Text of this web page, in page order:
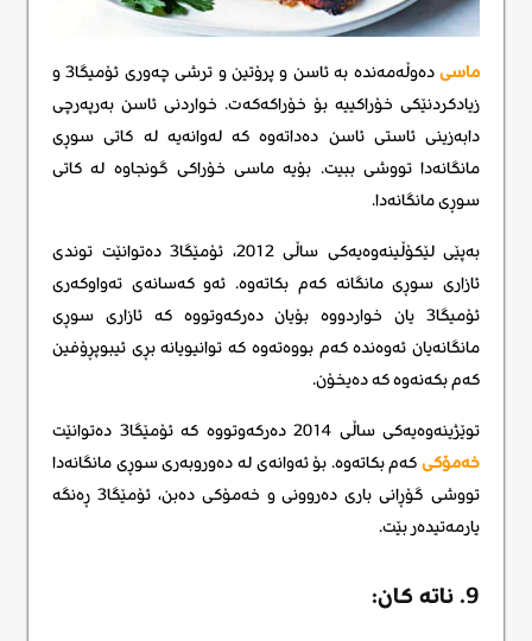
ماسی
دەوڵەمەندە بە ئاسن و پرۆتین و ترشی چەوری ئۆمیگا3 و
زیادکردنێکی خۆراکییە بۆ خۆراکەکەت. خواردنی ئاسن بەرپەرچی
دابەزینی ئاستی ئاسن دەداتەوە کە لەوانەیە لە کاتی سوڕی
مانگانەدا تووشی ببیت. بۆیە ماسی خۆراکی گونجاوە لە کاتی
سوڕی مانگانەدا.
بەپێی لێکۆڵینەوەیەکی ساڵی 2012، ئۆمێگا3 دەتوانێت توندی
ئازاری سوڕی مانگانە کەم بکاتەوە. ئەو کەسانەی تەواوکەری
ئۆمیگا3 یان خواردووە بۆیان دەرکەوتووە کە ئازاری سوڕی
مانگانەیان ئەوەندە کەم بووەتەوە کە توانیویانە بڕی ئیبوپڕۆفین
کەم بکەنەوە کە دەیخۆن.
توێژینەوەیەکی ساڵی 2014 دەرکەوتووە کە ئۆمێگا3 دەتوانێت
خەمۆکیکەم بکاتەوە. بۆ ئەوانەی لە دەوروبەری سوڕی مانگانەدا
تووشی گۆڕانی باری دەروونی و خەمۆکی دەبن، ئۆمێگا3 ڕەنگە
یارمەتیدەر بێت.
9. ناته کان: